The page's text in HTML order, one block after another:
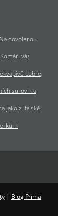
Na dovolenou
Komáři vás
dobře
surovin a
jako z italské
| Blog Prima